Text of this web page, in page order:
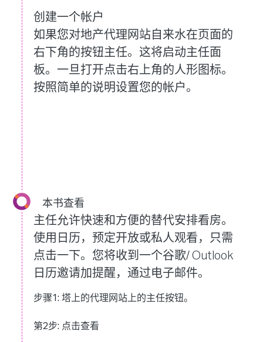
创建一个帐户
如果您对地产代理网站自来水在页面的
右下角的按钮主任。这将启动主任面
板。一旦打开点击右上角的人形图标。
按照简单的说明设置您的帐户。
本书查看
主任允许快速和方便的替代安排看房。
使用日历，预定开放或私人观看，只需
点击一下。您将收到一个谷歌/ Outlook
日历邀请加提醒，通过电子邮件。
步骤1:塔上的代理网站上的主任按钮。
第2步:点击查看